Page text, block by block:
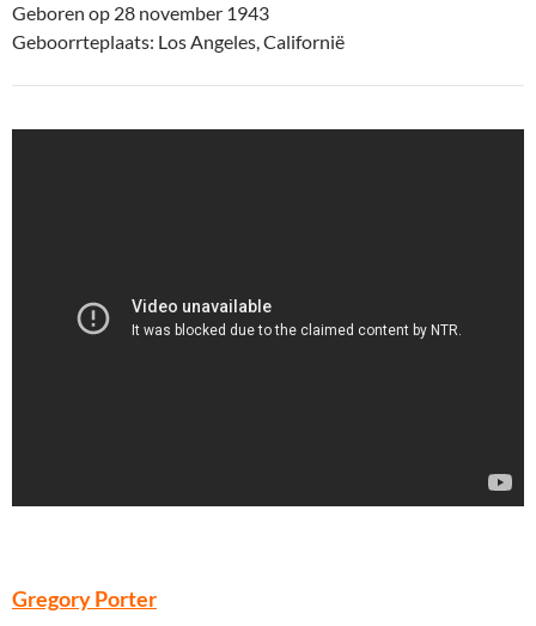
Geboren op 28 november 1943
Geboorrteplaats: Los Angeles, Californië
Gregory Porter